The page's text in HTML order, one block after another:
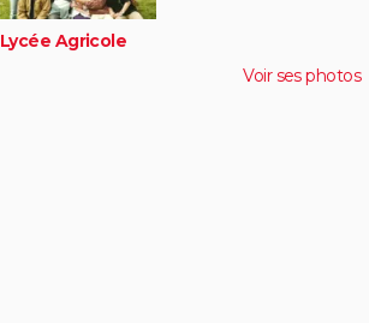
Lycée Agricole
Voir ses photos